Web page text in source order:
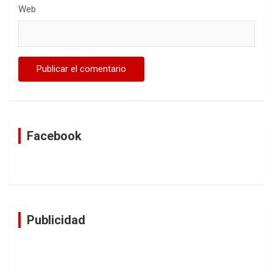
Web
Facebook
Publicidad